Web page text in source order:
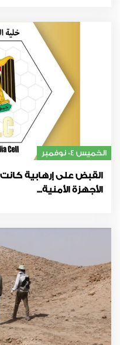
الخميس 04 نوفمبر
القبض على إرهابية
الأجهزة الأمنية...